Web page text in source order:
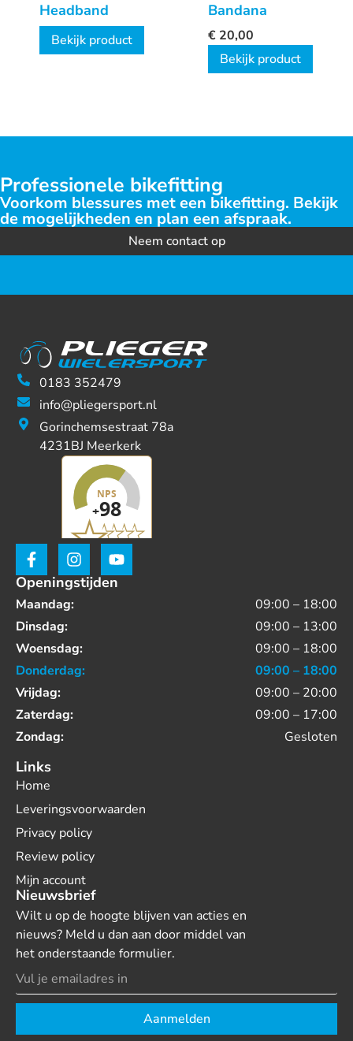
Headband
Bekijk product
Bandana
€ 20,00
Bekijk product
Professionele bikefitting
Voorkom blessures met een bikefitting. Bekijk
de mogelijkheden en plan een afspraak.
Neem contact op
0183 352479
info@pliegersport.nl
Gorinchemsestraat 78a
4231BJ Meerkerk
Openingstijden
Maandag:
09:00 – 18:00
Dinsdag:
09:00 – 13:00
Woensdag:
09:00 – 18:00
Donderdag:
09:00 – 18:00
Vrijdag:
09:00 – 20:00
Zaterdag:
09:00 – 17:00
Zondag:
Gesloten
Links
Home
Leveringsvoorwaarden
Privacy policy
Review policy
Mijn account
Nieuwsbrief
Wilt u op de hoogte blijven van acties en
nieuws? Meld u dan aan door middel van
het onderstaande formulier.
Aanmelden